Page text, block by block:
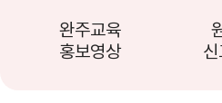
완주교육
홍보영상